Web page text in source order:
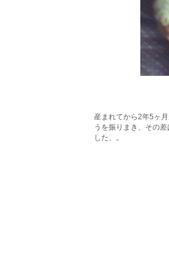
産まれてから2年5ヶ
うを振りまき、その
した、。